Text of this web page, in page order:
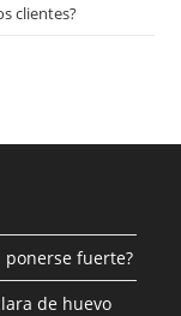
clientes?
ponerse fuerte?
de huevo